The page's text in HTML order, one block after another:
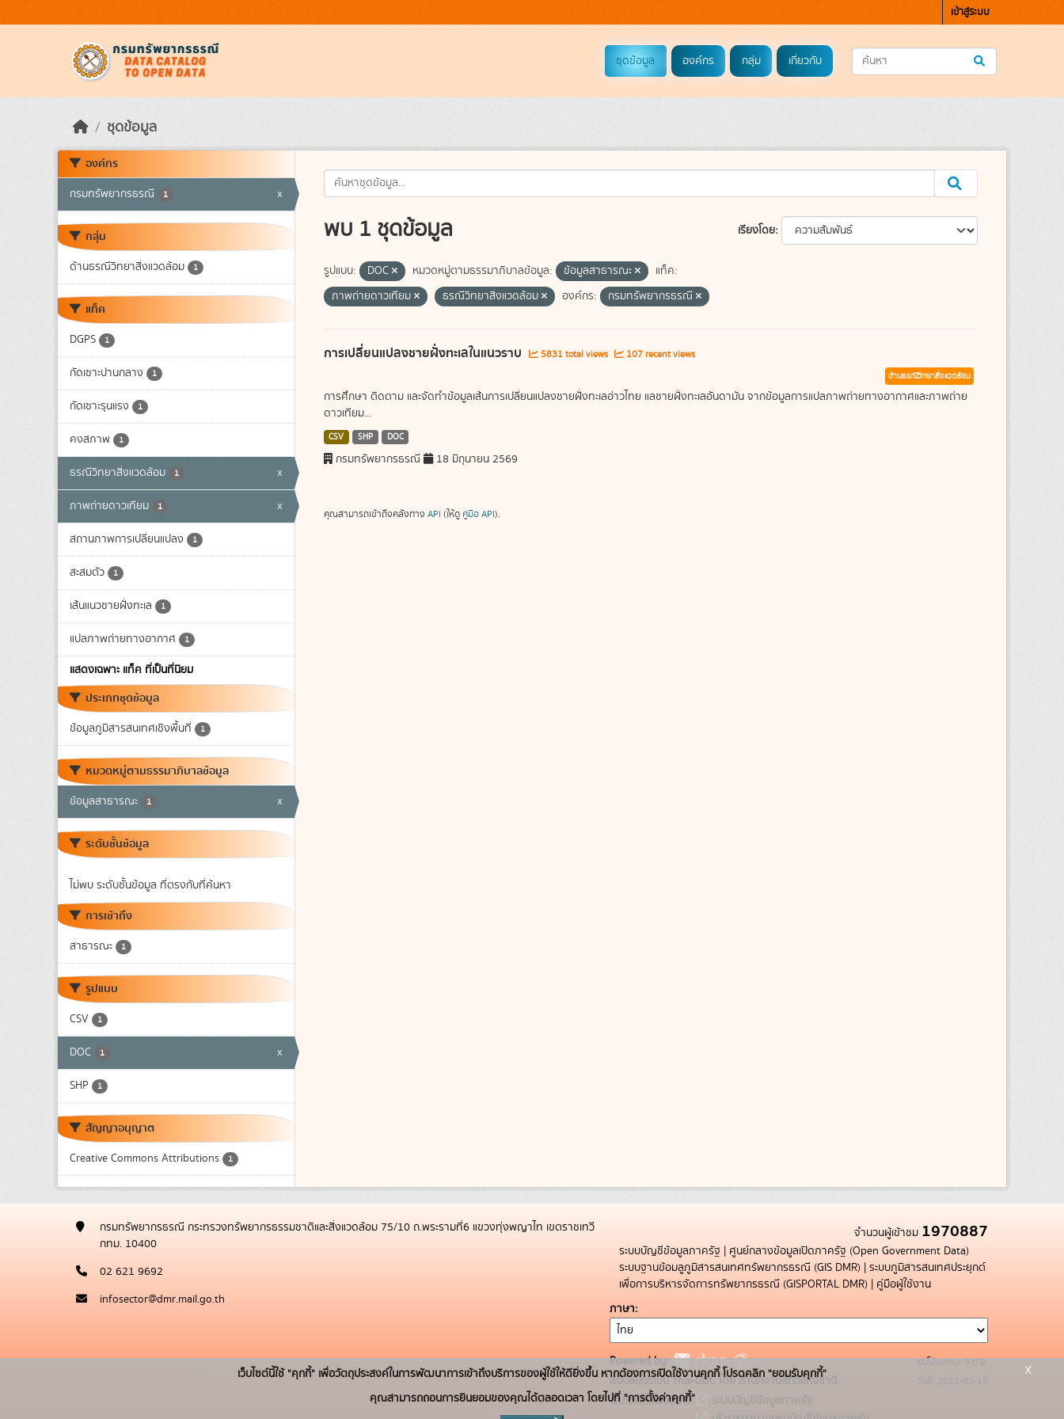
เข้าสู่ระบบ
ชุดข้อมูล องค์กร กลุ่ม เกี่ยวกับ
ชุดข้อมูล
องค์กร
กรมทรัพยากรธรณี 1 x
กลุ่ม
ด้านธรณีวิทยาสิ่งแวดล้อม 1
แท็ค
DGPS 1
กัดเซาะปานกลาง 1
กัดเซาะรุนแรง 1
คงสภาพ 1
ธรณีวิทยาสิ่งแวดล้อม 1 x
ภาพถ่ายดาวเทียม 1 x
สถานภาพการเปลี่ยนแปลง 1
สะสมตัว 1
เส้นแนวชายฝั่งทะเล 1
แปลภาพถ่ายทางอากาศ 1
แสดงเฉพาะ แท็ค ที่เป็นที่นิยม
ประเภทชุดข้อมูล
ข้อมูลภูมิสารสนเทศเชิงพื้นที่ 1
หมวดหมู่ตามธรรมาภิบาลข้อมูล
ข้อมูลสาธารณะ 1 x
ระดับชั้นข้อมูล
ไม่พบ ระดับชั้นข้อมูล ที่ตรงกับที่ค้นหา
การเข้าถึง
สาธารณะ 1
รูปแบบ
CSV 1
DOC 1 x
SHP 1
สัญญาอนุญาต
Creative Commons Attributions 1
เรียงโดย
พบ 1 ชุดข้อมูล
รูปแบบ: DOC หมวดหมู่ตามธรรมาภิบาลข้อมูล: ข้อมูลสาธารณะ
แท็ค:
ภาพถ่ายดาวเทียม
ธรณีวิทยาสิ่งแวดล้อม องค์กร: กรมทรัพยากรธรณี
การเปลี่ยนแปลงชายฝั่งทะเลในแนวราบ 5831 total views 107 recent views
ด้านธรณีวิทยาสิ่งแวดล้อม
การศึกษา ติดตาม และจัดทำข้อมูลเส้นการเปลี่ยนแปลงชายฝั่งทะเลอ่าวไทย แลชายฝั่งทะเลอันดามัน จากข้อมูลการแปลภาพถ่ายทางอากาศและภาพถ่าย
ดาวเทียม...
CSV SHP DOC
กรมทรัพยากรธรณี 18 มิถุนายน 2569
คุณสามารถเข้าถึงคลังทาง API (ให้ดู คู่มือ API).
กรมทรัพยากรธรณี กระทรวงทรัพยากรธรรมชาติและสิ่งแวดล้อม 75/10 ถ.พระรามที่6 แขวงทุ่งพญาไท เขตราชเทวี
กทม. 10400
02 621 9692
infosector@dmr.mail.go.th
จำนวนผู้เข้าชม 1970887
ระบบบัญชีข้อมูลภาครัฐ | ศูนย์กลางข้อมูลเปิดภาครัฐ (Open Government Data)
ระบบฐานข้อมลูภูมิสารสนเทศทรัพยากรธรณี (GIS DMR) | ระบบภูมิสารสนเทศประยุกต์
เพื่อการบริหารจัดการทรัพยากรธรณี (GISPORTAL DMR) | คู่มือผู้ใช้งาน
ภาษา
Powered by:
สนับสนุนระบบ Thai-GDC โดย สำนักงานสถิติแห่งชาติ
เว็บไซต์ที่เกี่ยวข้อง:
ระบบบัญชีข้อมูลภาครัฐ
รุ่นโปรแกรม: 3.0.0
วันที่: 2025-05-19
เว็บไซต์นี้ใช้ "คุกกี้" เพื่อวัตถุประสงค์ในการพัฒนาการเข้าถึงบริการของผู้ใช้ให้ดียิ่งขึ้น หากต้องการเปิดใช้งานคุกกี้ โปรดคลิก "ยอมรับคุกกี้"
คุณสามารถถอนการยินยอมของคุณได้ตลอดเวลา โดยไปที่ "การตั้งค่าคุกกี้"
x